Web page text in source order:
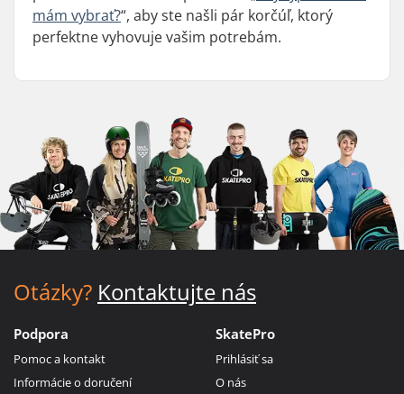
mám vybrať?“, aby ste našli pár korčúľ, ktorý
perfektne vyhovuje vašim potrebám.
Otázky? Kontaktujte nás
Podpora
Pomoc a kontakt
Informácie o doručení
SkatePro
Prihlásiť sa
O nás